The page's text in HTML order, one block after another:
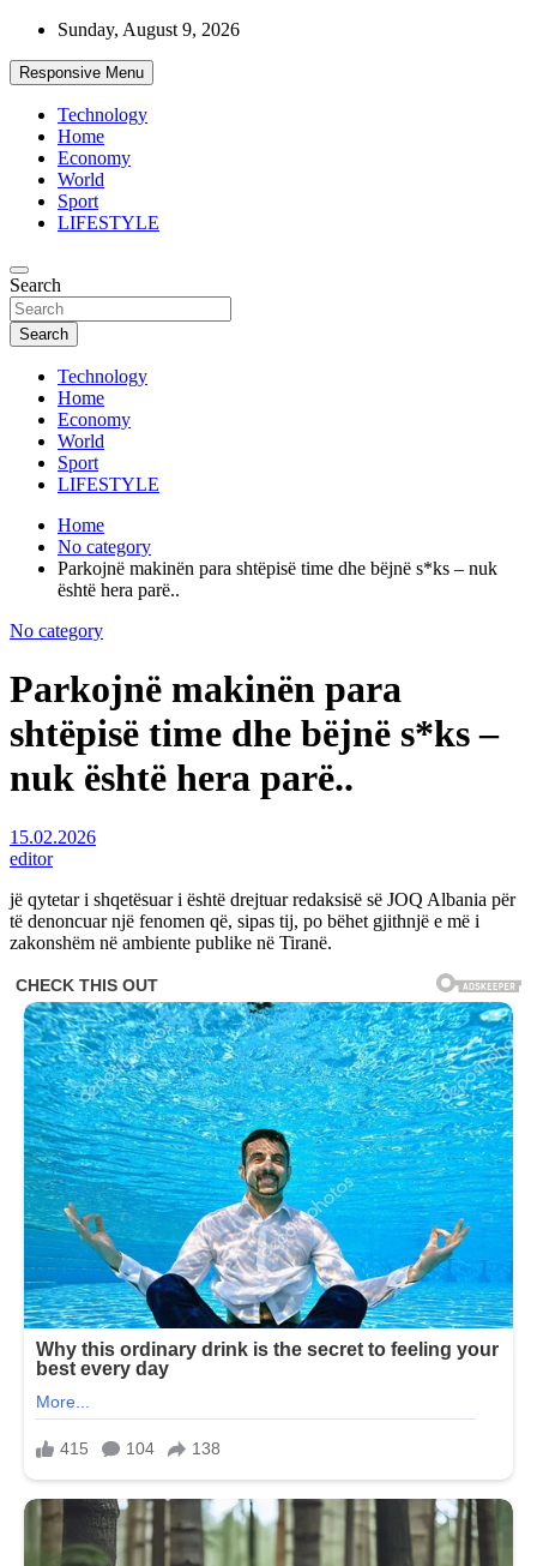
Skip
content
Sunday, August 9, 2026
Responsive Menu
Technology
Home
Economy
World
Sport
LIFESTYLE
d7-news.com
News
Search
Search
Technology
Home
Economy
World
Sport
LIFESTYLE
Home
No category
Parkojnë makinën para shtëpisë time dhe bëjnë s*ks – nuk
është hera parë..
No category
Parkojnë makinën para
shtëpisë time dhe bëjnë s*ks –
nuk është hera parë..
15.02.2026
editor
jë qytetar i shqetësuar i është drejtuar redaksisë së JOQ Albania për
të denoncuar një fenomen që, sipas tij, po bëhet gjithnjë e më i
zakonshëm në ambiente publike në Tiranë.